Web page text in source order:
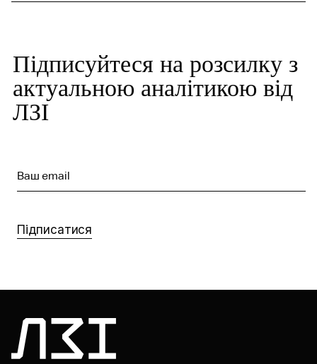
Підписуйтеся на розсилку з
актуальною аналітикою від
ЛЗІ
Ваш email
Підписатися